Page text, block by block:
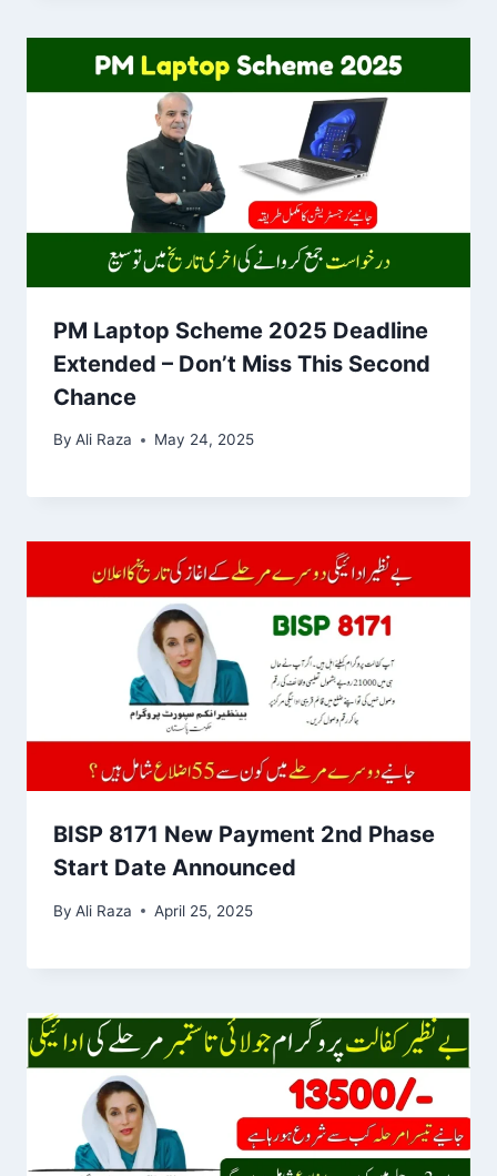
PM Laptop Scheme 2025 Deadline
Extended – Don’t Miss This Second
Chance
By Ali Raza May 24, 2025
BISP 8171 New Payment 2nd Phase
Start Date Announced
By Ali Raza April 25, 2025